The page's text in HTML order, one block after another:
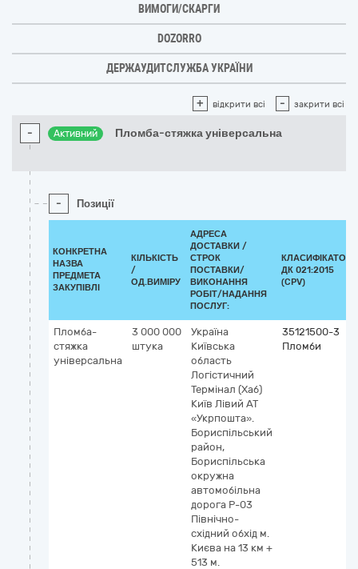
ВИМОГИ/СКАРГИ
DOZORRO
ДЕРЖАУДИТСЛУЖБА УКРАЇНИ
+ відкрити всі - закрити всі
- Активний Пломба-стяжка універсальна
- Позиції
КОНКРЕТНА
НАЗВА
ПРЕДМЕТА
ЗАКУПІВЛІ
КІЛЬКІСТЬ
/
ОД.ВИМІРУ
АДРЕСА
ДОСТАВКИ /
СТРОК
ПОСТАВКИ/
ВИКОНАННЯ
РОБІТ/НАДАННЯ
ПОСЛУГ:
КЛАСИФІКАТОР
ДК 021:2015
(CPV)
Пломба-
стяжка
універсальна
3 000 000
штука
Україна
Київська
область
Логістичний
Термінал (Хаб)
Київ Лівий АТ
«Укрпошта».
Бориспільський
район,
Бориспільська
окружна
автомобільна
дорога Р-03
Північно-
східний обхід м.
Києва на 13 км +
513 м.
35121500-3
Пломби